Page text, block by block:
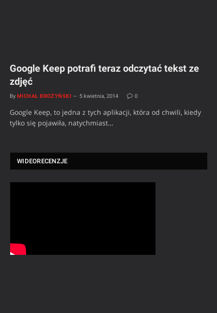
Google Keep potrafi teraz odczytać tekst ze
zdjęć
By MICHAŁ BROŻYŃSKI 5 kwietnia, 2014 0
Google Keep, to jedna z tych aplikacji, która od chwili, kiedy
tylko się pojawiła, natychmiast…
WIDEORECENZJE